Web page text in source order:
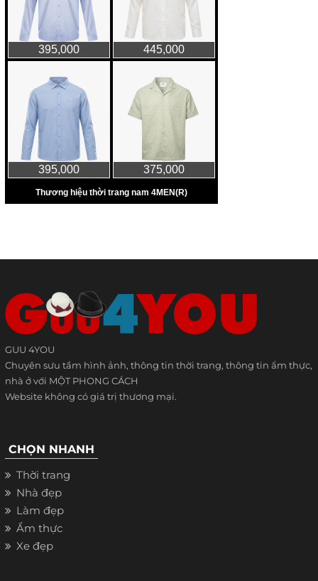
GUU 4YOU
Chuyên sưu tầm hình ảnh, thông tin thời trang, thông tin ẩm thực,
nhà ở với MỘT PHONG CÁCH
Website không có giá trị thương mại.
CHỌN NHANH
Thời trang
Nhà đẹp
Làm đẹp
Ẩm thực
Xe đẹp